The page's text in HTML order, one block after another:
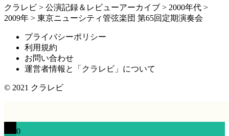
クラレビ > 公演記録＆レビューアーカイブ > 2000年代 >
2009年 > 東京ニューシティ管弦楽団 第65回定期演奏会
プライバシーポリシー
利用規約
お問い合わせ
運営者情報と「クラレビ」について
© 2021 クラレビ
0